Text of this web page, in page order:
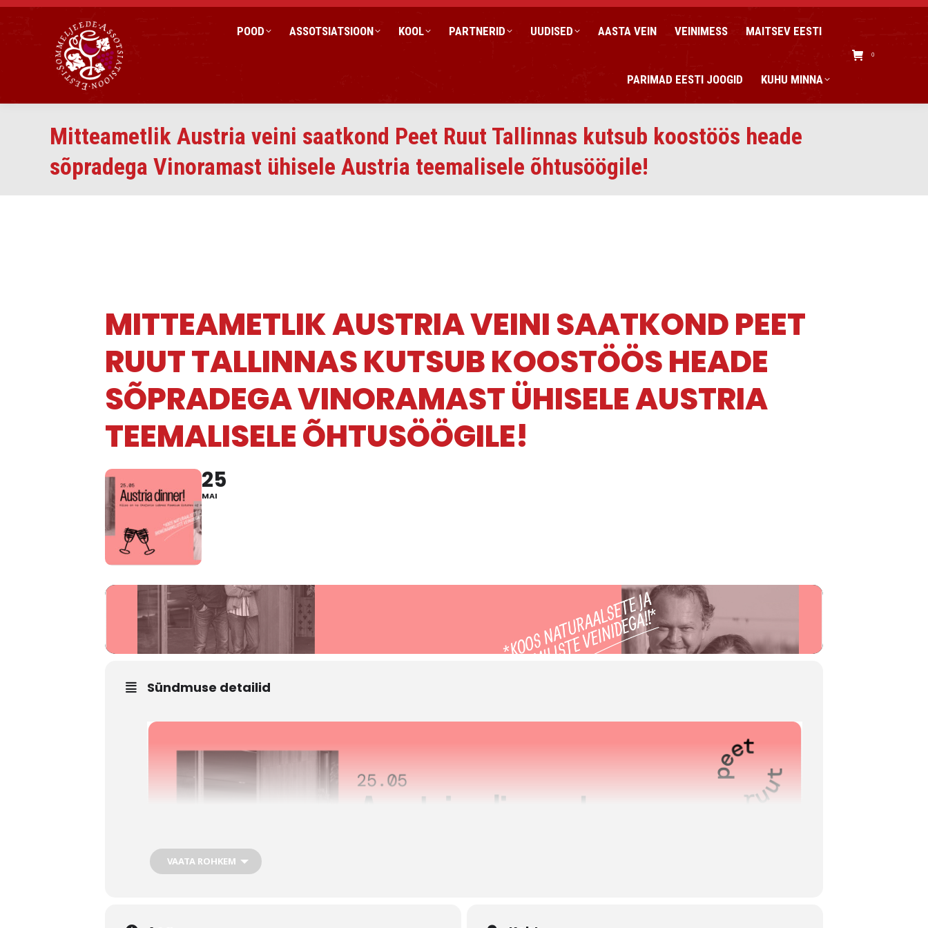
POOD ASSOTSIATSIOON KOOL PARTNERID UUDISED AASTA VEIN VEINIMESS MAITSEV EESTI
PARIMAD EESTI JOOGID KUHU MINNA
0
Mitteametlik Austria veini saatkond Peet Ruut Tallinnas kutsub koostöös heade
sõpradega Vinoramast ühisele Austria teemalisele õhtusöögile!
MITTEAMETLIK AUSTRIA VEINI SAATKOND PEET
RUUT TALLINNAS KUTSUB KOOSTÖÖS HEADE
SÕPRADEGA VINORAMAST ÜHISELE AUSTRIA
TEEMALISELE ÕHTUSÖÖGILE!
25
MAI
Sündmuse detailid
VAATA ROHKEM